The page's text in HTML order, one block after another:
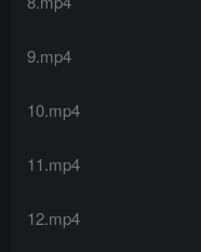
9.mp4
10.mp4
11.mp4
12.mp4